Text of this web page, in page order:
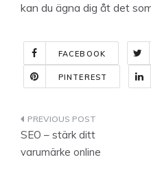
kan du ägna dig åt det
FACEBOOK
PINTEREST
SEO – stärk ditt
varumärke online